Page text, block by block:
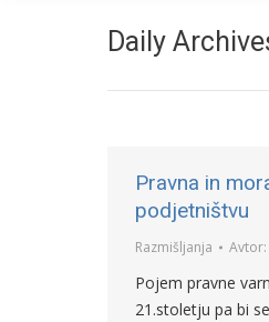
Daily
Pravna in
podjetništvu
Razmišljanja Avtor:
Pojem pravne
21.stoletju pa bi